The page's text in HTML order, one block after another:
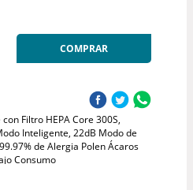
COMPRAR
Filtro HEPA Core 300S,
Inteligente, 22dB Modo de
de Alergia Polen Ácaros
Consumo